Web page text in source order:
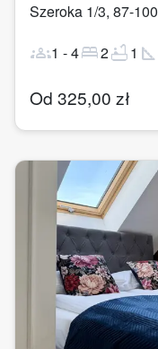
Szeroka 1/3, 87-100
groups1 -4bed2bathtub1 square_foot
Od 325,00 zł